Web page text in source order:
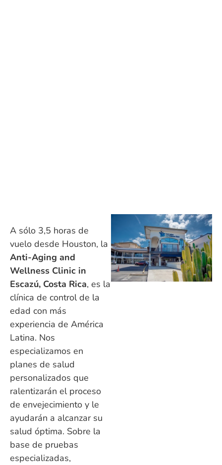
A sólo 3,5 horas de
vuelo desde Houston, la
Anti-Aging and
Wellness Clinic in
Escazú, Costa Rica, es la
clínica de control de la
edad con más
experiencia de América
Latina. Nos
especializamos en
planes de salud
personalizados que
ralentizarán el proceso
de envejecimiento y le
ayudarán a alcanzar su
salud óptima. Sobre la
base de pruebas
especializadas,